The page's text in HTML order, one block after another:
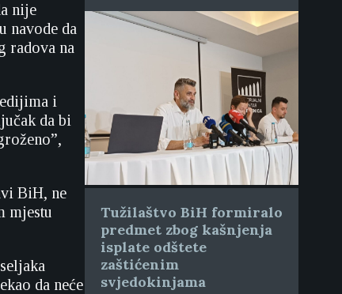
nije
navode da
radova na
i
da bi
BiH, ne
mjestu
da neće
Tužilaštvo BiH formiralo
predmet zbog kašnjenja
isplate odštete
zaštićenim
svjedokinjama